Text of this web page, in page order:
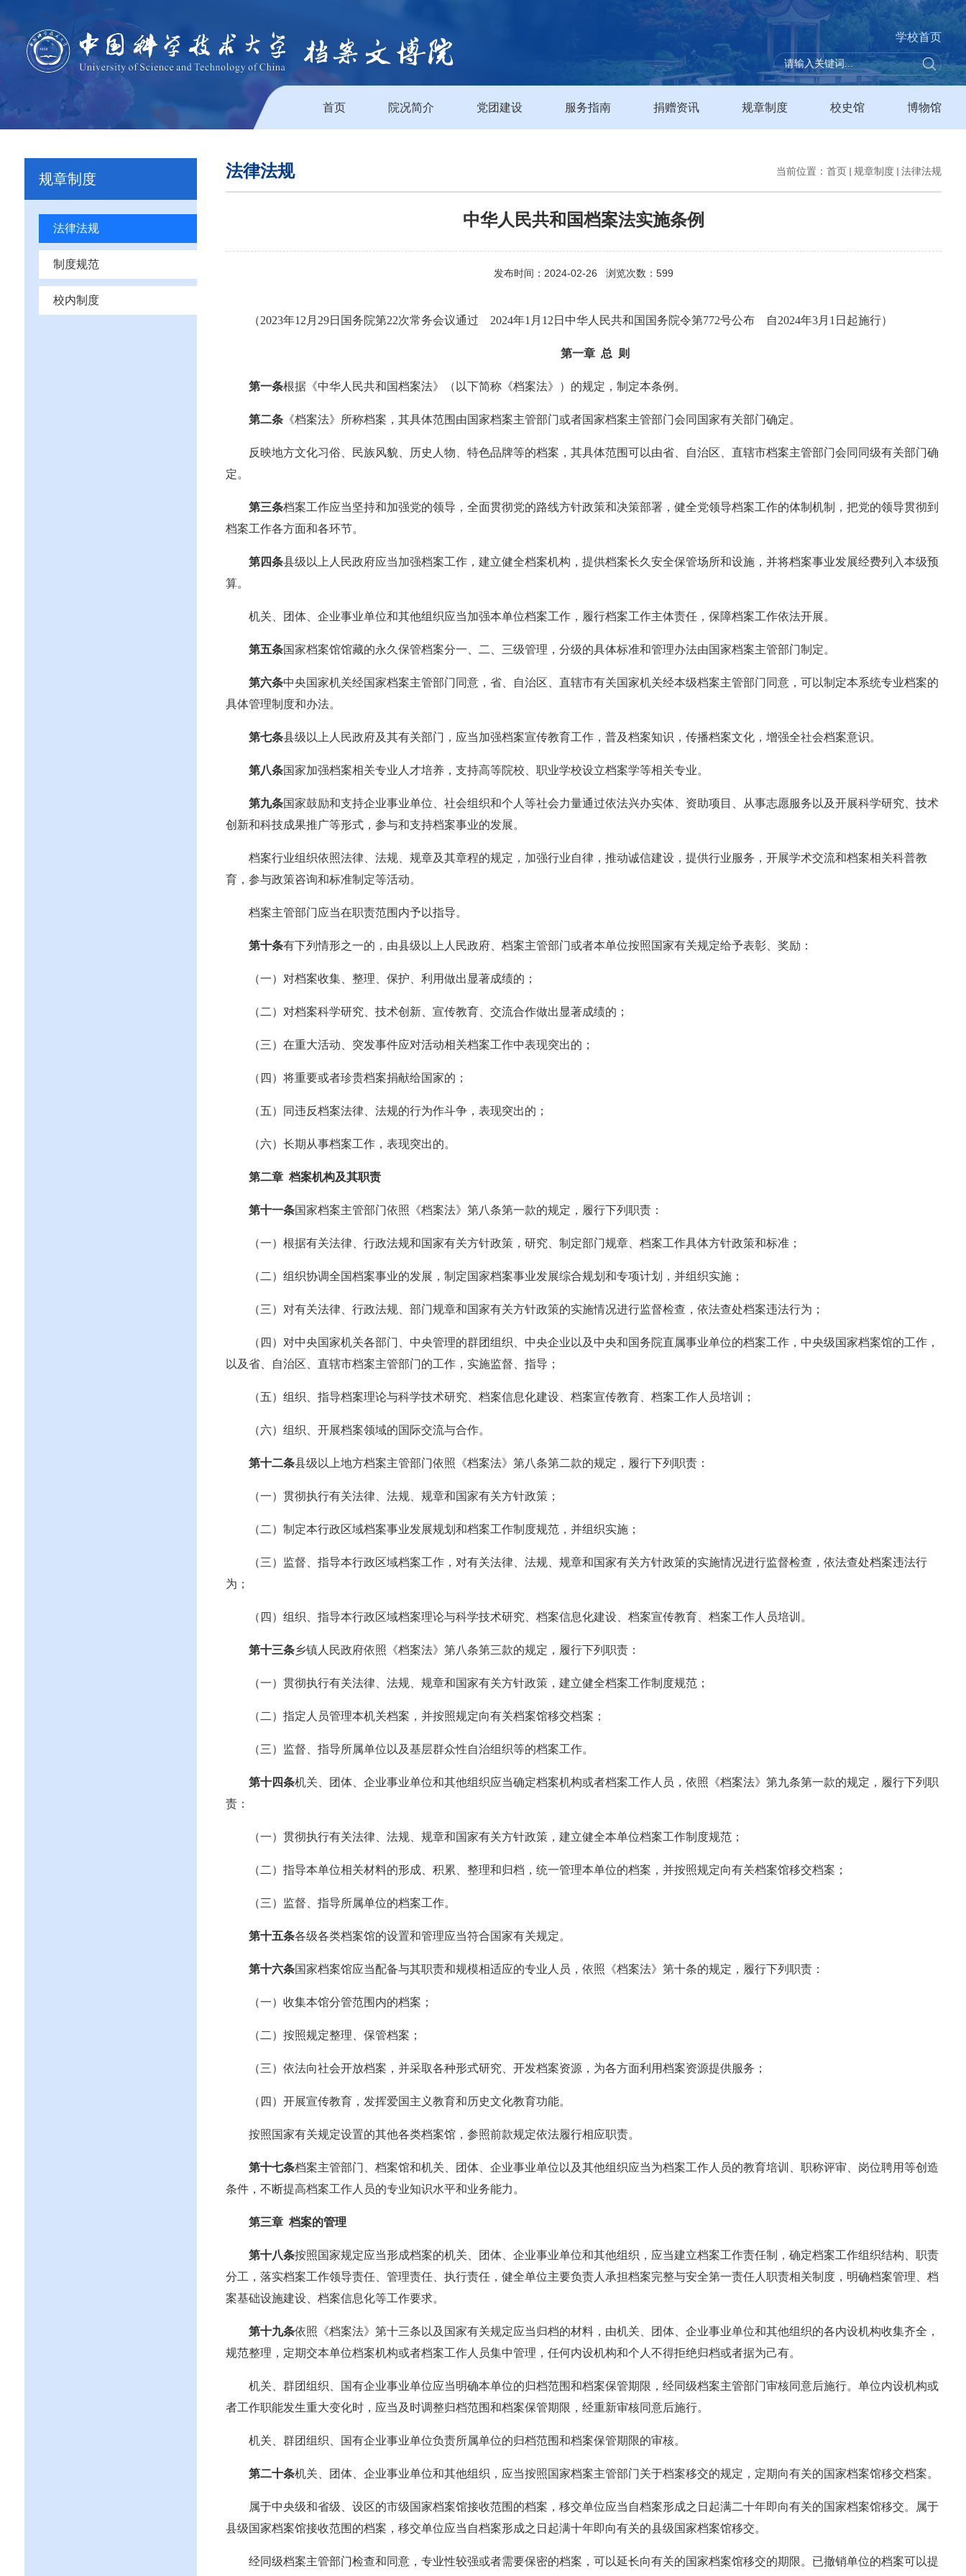
学校首页
首页 院况简介 党团建设 服务指南 捐赠资讯 规章制度 校史馆 博物馆
规章制度
法律法规
制度规范
校内制度
法律法规 当前位置：首页 规章制度 法律法规
中华人民共和国档案法实施条例
发布时间：2024-02-26 浏览次数： 599
（2023年12月29日国务院第22次常务会议通过 2024年1月12日中华人民共和国国务院令第772号公布 自2024年3月1日起施行）
第一章 总 则
第一条根据《中华人民共和国档案法》（以下简称《档案法》）的规定，制定本条例。
第二条《档案法》所称档案，其具体范围由国家档案主管部门或者国家档案主管部门会同国家有关部门确定。
反映地方文化习俗、民族风貌、历史人物、特色品牌等的档案，其具体范围可以由省、自治区、直辖市档案主管部门会同 同级有关部门确
定。
第三条档案工作应当坚持和加强党的领导，全面贯彻党的路线方针政策和决策部署，健全党领导档案工作的体制机制，把党的领导贯彻到
档案工作各方面和各环节。
第四条县级以上人民政府应当加强档案工作，建立健全档案机构，提供档案长久安全保管场所和设施，并将档案事业发展经费列入本级预
算。
机关、团体、企业事业单位和其他组织应当加强本单位档案工作，履行档案工作主体责任，保障档案工作依法开展。
第五条国家档案馆馆藏的永久保管档案分一、二、三级管理，分级的具体标准和管理办法由国家档案主管部门制定。
第六条中央国家机关经国家档案主管部门同意，省、自治区、直辖市有关国家机关经本级档案主管部门同意，可以制定本系统专业档案的
具体管理制度和办法。
第七条县级以上人民政府及其有关部门，应当加强档案宣传教育工作，普及档案知识，传播档案文化，增强全社会档案意识。
第八条国家加强档案相关专业人才培养，支持高等院校、职业学校设立档案学等相关专业。
第九条国家鼓励和支持企业事业单位、社会组织和个人等社会力量通过依法兴办实体、资助项目、从事志愿服务以及开展科学研究、技术
创新和科技成果推广等形式，参与和支持档案事业的发展。
档案行业组织依照法律、法规、规章及其章程的规定，加强行业自律，推动诚信建设，提供行业服务，开展学术交流和档案相关科普教
育，参与政策咨询和标准制定等活动。
档案主管部门应当在职责范围内予以指导。
第十条有下列情形之一的，由县级以上人民政府、档案主管部门或者本单位按照国家有关规定给予表彰、奖励：
（一）对档案收集、整理、保护、利用做出显著成绩的；
（二）对档案科学研究、技术创新、宣传教育、交流合作做出显著成绩的；
（三）在重大活动、突发事件应对活动相关档案工作中表现突出的；
（四）将重要或者珍贵档案捐献给国家的；
（五）同违反档案法律、法规的行为作斗争，表现突出的；
（六）长期从事档案工作，表现突出的。
第二章 档案机构及其职责
第十一条国家档案主管部门依照《档案法》第八条第一款的规定，履行下列职责：
（一） 根据有关法律、行政法规和国家有关方针政策，研究、制定部门规章、档案工作具体方针政策和标准；
（二）组织协调全国档案事业的发展，制定国家档案事业发展综合规划和专项计划，并组织实施；
（三）对有关法律、行政法规、部门规章和国家有关方针政策的实施情况进行监督检查，依法查处档案违法行为；
（四）对中央国家机关各部门、中央管理的群团组织、中央企业以及中央和国务院直属事业单位的档案工作，中央级国家档案馆的工作，
以及省、自治区、直辖市档案主管部门的工作，实施监督、指导；
（五）组织、指导档案理论与科学技术研究、档案信息化建设、档案宣传教育、档案工作人员培训；
（六）组织、开展档案领域的国际交流与合作。
第十二条县级以上地方档案主管部门依照《档案法》第八条第二款的规定，履行下列职责：
（一）贯彻执行有关法律、法规、规章和国家有关方针政策；
（二）制定本行政区域档案事业发展规划和档案工作制度规范，并组织实施；
（三）监督、指导本行政区域档案工作，对有关法律、法规、规章和国家有关方针政策的实施情况进行监督检查，依法查处档案违法行
为；
（四）组织、指导本行政区域档案理论与科学技术研究、档案信息化建设、档案宣传教育、档案工作人员培训。
第十三条乡镇人民政府依照《档案法》第八条第三款的规定，履行下列职责：
（一）贯彻执行有关法律、法规、规章和国家有关方针政策，建立健全档案工作制度规范；
（二）指定人员管理本机关档案，并按照规定向有关档案馆移交档案；
（三）监督、指导所属单位以及基层群众性自治组织等的档案工作。
第十四条机关、团体、企业事业单位和其他组织应当确定档案机构或者档案工作人员，依照《档案法》第九条第一款的规定，履行下列职
责：
（一）贯彻执行有关法律、法规、规章和国家有关方针政策，建立健全本单位档案工作制度规范；
（二）指导本单位相关材料的形成、积累、整理和归档 ， 统一管理本单位的档案，并按照规定向有关档案馆移交档案；
（三）监督、指导所属单位的档案工作。
第十五条各级各类档案馆的设置和管理应当符合国家有关规定。
第十六条国家档案馆应当配备与其职责和规模相适应的专业人员，依照《档案法》第十条的规定，履行下列职责：
（一）收集本馆分管范围内的档案；
（二）按照规定整理、保管档案；
（三）依法向社会开放档案，并采取各种形式研究、开发档案资源，为各方面利用档案资源提供服务；
（四）开展宣传教育，发挥爱国主义教育和历史文化教育功能。
按照国家有关规定设置的其他各类档案馆，参照前款规定依法履行相应职责。
第十七条档案主管部门、档案馆和机关、团体、企业事业单位以及其他组织应当为档案工作人员的教育培训、职称评审、岗位聘用等创造
条件，不断提高档案工作人员的专业知识水平和业务能力。
第三章 档案的管理
第十八条按照国家规定应当形成档案的机关、团体、企业事业单位和其他组织，应当建立档案工作责任制，确定档案工作组织结构、职责
分工，落实档案工作领导责任、管理责任、执行责任，健全单位主要负责人承担档案完整与安全第一责任人职责相关制度， 明确档案管理、档
案基础设施建设、档案信息化等工作要求。
第十九条依照 《档案法》第十三条以及 国家有关规定应当归档的材料，由机关、团体、企业事业单位和其他组织的各内设机构收集齐全，
规范整理，定期交本单位档案机构或者档案工作人员集中管理，任何内设机构和个人不得拒绝归档或者据为己有。
机关、群团组织、国有企业事业单位应当明确本单位的归档范围和档案保管期限，经同级档案主管部门审核同意后施行。单位内设机构或
者工作职能发生重大变化时，应当及时调整归档范围和档案保管期限，经重新审核同意后施行。
机关、群团组织、国有企业事业单位负责所属单位的归档范围和档案保管期限的审核。
第二十条机关、团体、企业事业单位和其他组织，应当按照国家档案主管部门关于档案移交的规定，定期向有关的国家档案馆移交档案。
属于中央级和省级、设区的市级国家档案馆接收范围的档案，移交单位应当自档案形成之日起满二十年即向有关的国家档案馆移交。属于
县级国家档案馆接收范围的档案，移交单位应当自档案形成之日起满十年即向有关的县级国家档案馆移交。
经同级档案主管部门检查和同意，专业性较强或者需要保密的档案，可以延长向有关的国家档案馆移交的期限。已撤销单位的档案可以提